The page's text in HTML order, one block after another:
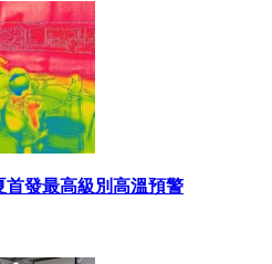
發最高級別高溫預警